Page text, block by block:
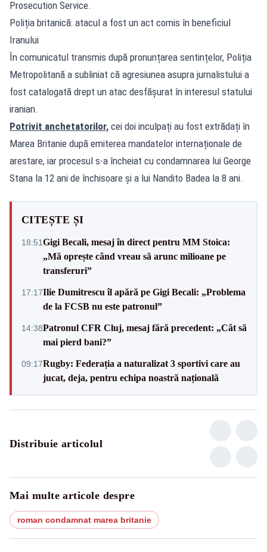
Prosecution Service.
Poliția britanică: atacul a fost un act comis în beneficiul
Iranului
În comunicatul transmis după pronunțarea sentințelor, Poliția
Metropolitană a subliniat că agresiunea asupra jurnalistului a
fost catalogată drept un atac desfășurat în interesul statului
iranian.
Potrivit anchetatorilor, cei doi inculpați au fost extrădați în
Marea Britanie după emiterea mandatelor internaționale de
arestare, iar procesul s-a încheiat cu condamnarea lui George
Stana la 12 ani de închisoare și a lui Nandito Badea la 8 ani.
CITEȘTE ȘI
18:51Gigi Becali, mesaj în direct pentru MM Stoica:
„Mă oprește când vreau să arunc milioane pe
transferuri”
17:17Ilie Dumitrescu îl apără pe Gigi Becali: „Problema
de la FCSB nu este patronul”
14:38Patronul CFR Cluj, mesaj fără precedent: „Cât să
mai pierd bani?”
09:17Rugby: Federația a naturalizat 3 sportivi care au
jucat, deja, pentru echipa noastră națională
Distribuie articolul
Mai multe articole despre
roman condamnat marea britanie